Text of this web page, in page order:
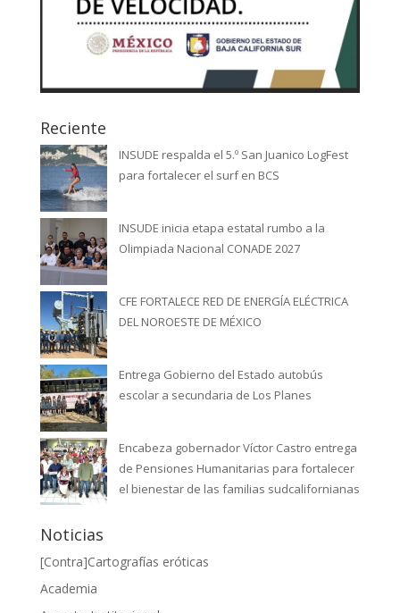
Reciente
INSUDE respalda el 5.º San Juanico LogFest
para fortalecer el surf en BCS
INSUDE inicia etapa estatal rumbo a la
Olimpiada Nacional CONADE 2027
CFE FORTALECE RED DE ENERGÍA ELÉCTRICA
DEL NOROESTE DE MÉXICO
Entrega Gobierno del Estado autobús
escolar a secundaria de Los Planes
Encabeza gobernador Víctor Castro entrega
de Pensiones Humanitarias para fortalecer
el bienestar de las familias sudcalifornianas
Noticias
[Contra]Cartografías eróticas
Academia